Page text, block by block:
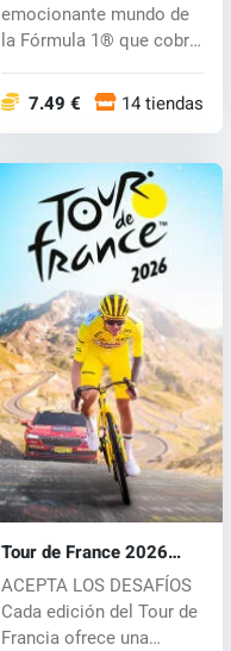
emocionante mundo de
la Fórmula 1® que cobra
7.49 € 14 tiendas
Tour de France 2026
(PC) key
ACEPTA LOS DESAFÍOS
Cada edición del Tour de
Francia ofrece una